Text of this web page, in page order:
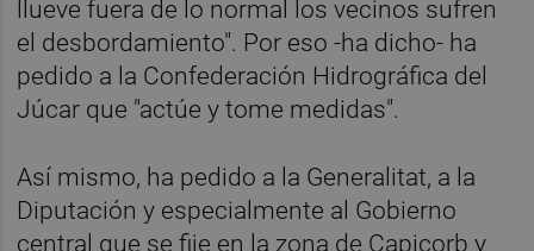
llueve fuera de lo normal los vecinos sufren
el desbordamiento". Por eso -ha dicho- ha
pedido a la Confederación Hidrográfica del
Júcar que "actúe y tome medidas".
Así mismo, ha pedido a la Generalitat, a la
Diputación y especialmente al Gobierno
central que se fije en la zona de Capicorb y